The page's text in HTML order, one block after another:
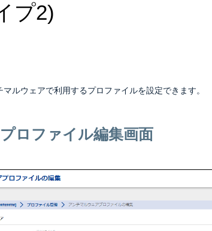
プ2)
ルウェアで利用するプロファイルを設定できます。
ロファイル編集画面